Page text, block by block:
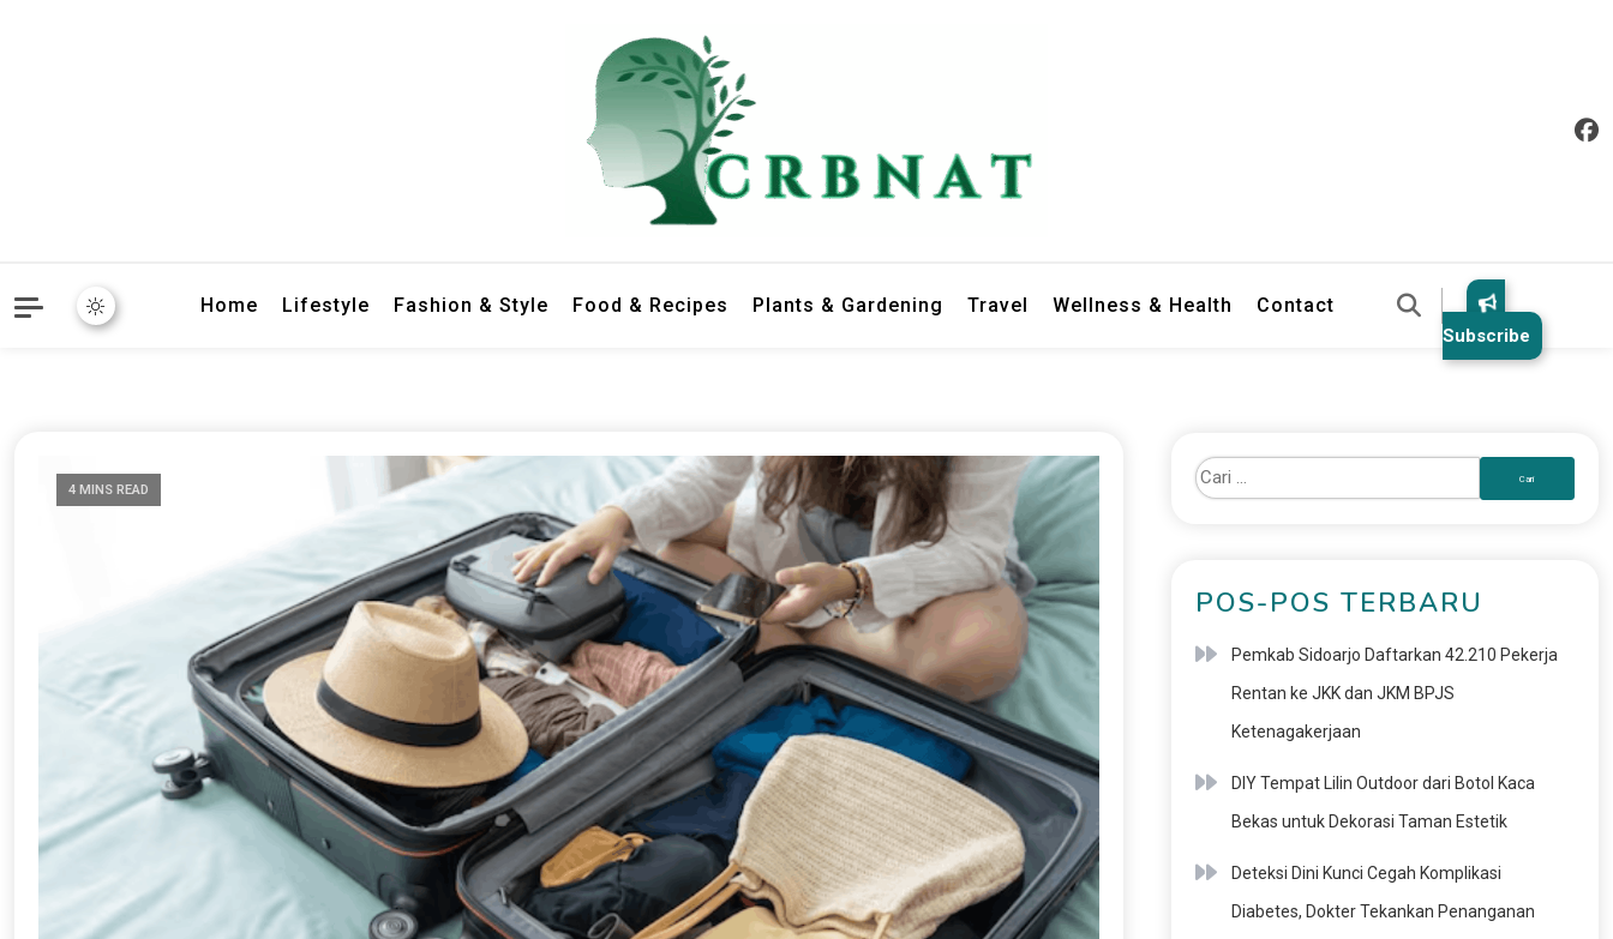
Home Lifestyle Fashion & Style Food & Recipes Plants & Gardening Travel Wellness & Health Contact
Subscribe
4 MINS READ
POS-POS TERBARU
Pemkab Sidoarjo Daftarkan 42.210 Pekerja
Rentan ke JKK dan JKM BPJS
Ketenagakerjaan
DIY Tempat Lilin Outdoor dari Botol Kaca
Bekas untuk Dekorasi Taman Estetik
Deteksi Dini Kunci Cegah Komplikasi
Diabetes, Dokter Tekankan Penanganan